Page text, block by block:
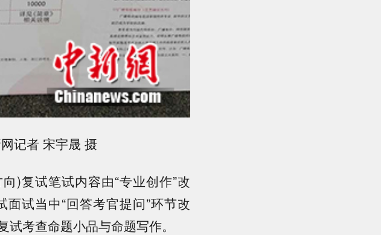
记者 宋宇晟 摄
)复试笔试内容由“专业创作”改
试当中“回答考官提问”环节改
考查命题小品与命题写作。